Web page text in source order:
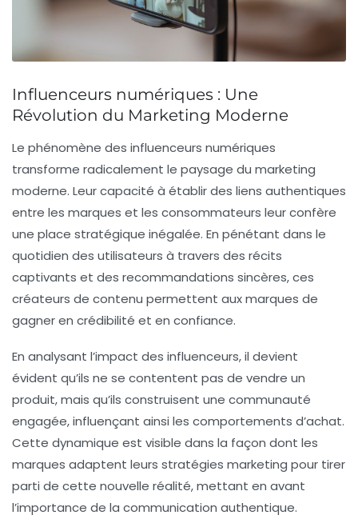
Influenceurs numériques : Une
Révolution du Marketing Moderne
Le phénomène des influenceurs numériques
transforme radicalement le paysage du marketing
moderne. Leur capacité à établir des liens authentiques
entre les marques et les consommateurs leur confère
une place stratégique inégalée. En pénétant dans le
quotidien des utilisateurs à travers des récits
captivants et des recommandations sincères, ces
créateurs de contenu permettent aux marques de
gagner en crédibilité et en confiance.
En analysant l’impact des influenceurs, il devient
évident qu’ils ne se contentent pas de vendre un
produit, mais qu’ils construisent une communauté
engagée, influençant ainsi les comportements d’achat.
Cette dynamique est visible dans la façon dont les
marques adaptent leurs stratégies marketing pour tirer
parti de cette nouvelle réalité, mettant en avant
l’importance de la communication authentique.